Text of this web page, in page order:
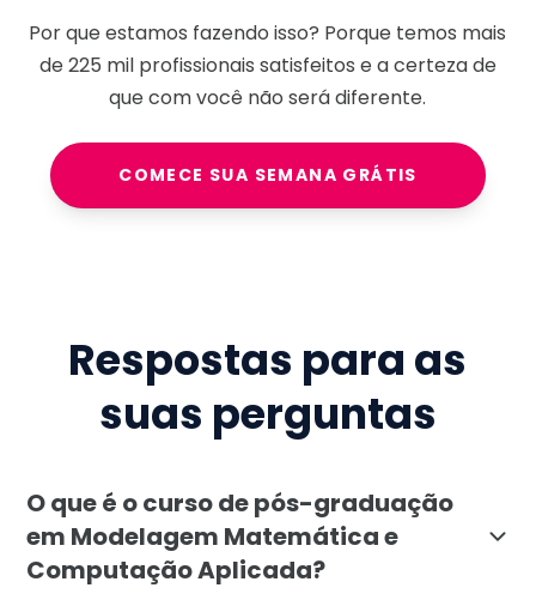
Por que estamos fazendo isso? Porque temos mais
de225 milprofissionais satisfeitos e a certeza de
que com você não será diferente.
COMECE SUA SEMANA GRÁTIS
Respostas para as
suas perguntas
O que é o curso de pós-graduação
em Modelagem Matemática e
Computação Aplicada?